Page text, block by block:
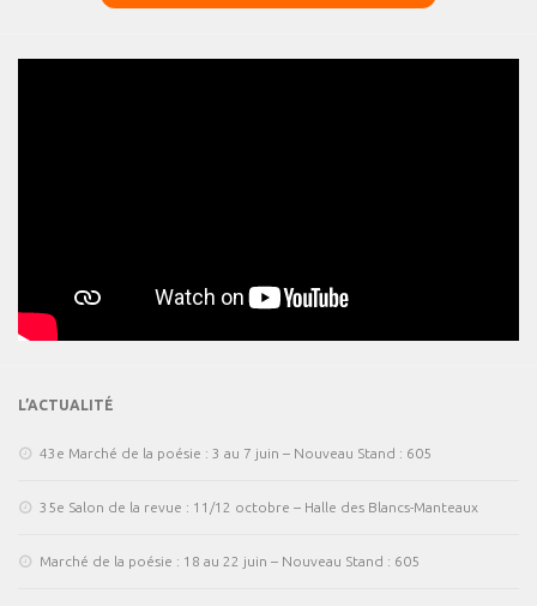
L’ACTUALITÉ
43e Marché de la poésie : 3 au 7 juin – Nouveau Stand : 605
35e Salon de la revue : 11/12 octobre – Halle des Blancs-Manteaux
Marché de la poésie : 18 au 22 juin – Nouveau Stand : 605